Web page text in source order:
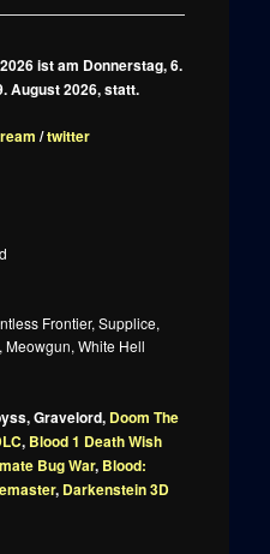
ist am Donnerstag, 6.
August 2026, statt.
/twitter
Frontier, Supplice,
Meowgun, White Hell
Gravelord, Doom The
, Blood 1 Death Wish
Bug War, Blood:
, Darkenstein 3D